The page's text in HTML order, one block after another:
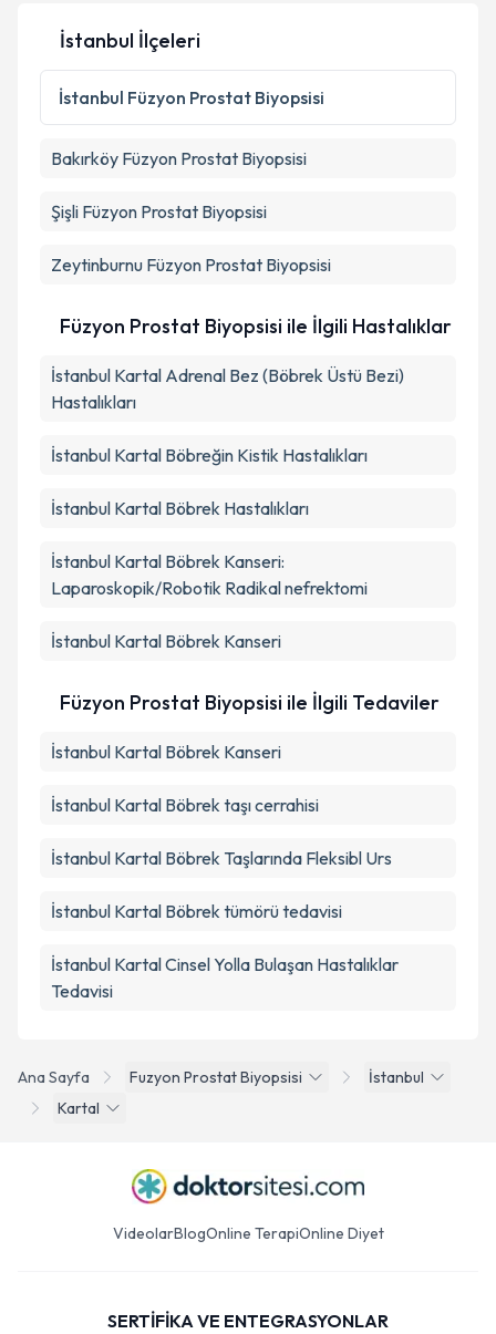
Kişisel verilerimin işlenmesine ilişkin
Metni'ni okudum ve kişisel verilerimin belirtilen
kapsamda işlenmesini kabul ediyorum.
Ana Sayfa Fuzyon Prostat Biyopsisi
İstanbul
Kartal
İstanbul İlçeleri
İstanbul Füzyon Prostat Biyopsisi
Bakırköy Füzyon Prostat Biyopsisi
Şişli Füzyon Prostat Biyopsisi
Zeytinburnu Füzyon Prostat Biyopsisi
Füzyon Prostat Biyopsisi ile İlgili Hastalıklar
İstanbul Kartal Adrenal Bez (Böbrek Üstü Bezi)
Hastalıkları
İstanbul Kartal Böbreğin Kistik Hastalıkları
İstanbul Kartal Böbrek Hastalıkları
İstanbul Kartal Böbrek Kanseri:
Laparoskopik/Robotik Radikal nefrektomi
İstanbul Kartal Böbrek Kanseri
Füzyon Prostat Biyopsisi ile İlgili Tedaviler
İstanbul Kartal Böbrek Kanseri
İstanbul Kartal Böbrek taşı cerrahisi
İstanbul Kartal Böbrek Taşlarında Fleksibl Urs
İstanbul Kartal Böbrek tümörü tedavisi
İstanbul Kartal Cinsel Yolla Bulaşan Hastalıklar
Tedavisi
VideolarBlogOnline TerapiOnline Diyet
SERTİFİKA VE ENTEGRASYONLAR